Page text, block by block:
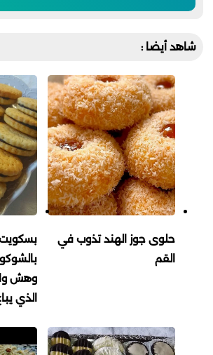
شاهد أيضا :
حلوى جوز الهند تذوب في
القم
وهش
الذي